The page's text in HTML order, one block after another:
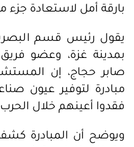
بارقة أمل لاستعادة جزء
يقول رئيس قسم
بمدينة غزة، وعضو فريق
صابر حجاج، إن
مبادرة لتوفير عيون
فقدوا أعينهم خلال
ويوضح أن المبادرة